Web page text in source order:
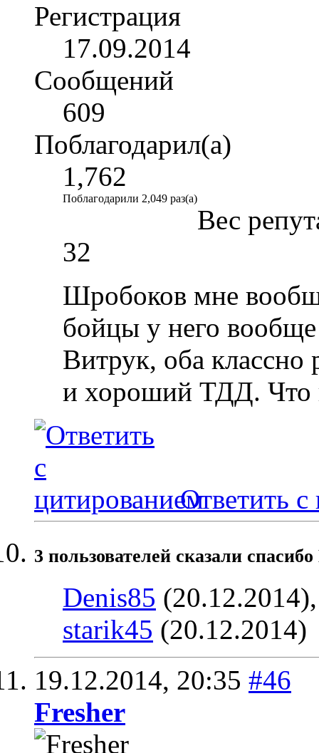
Регистрация
17.09.2014
Сообщений
609
Поблагодарил(а)
1,762
Поблагодарили 2,049 раз(а)
Вес
32
Шробоков мне
бойцы у него
Витрук, оба классно
и хороший ТДД. Что
Ответить с
3 пользователей сказали
Denis85
starik45 (20.12.2014)
19.12.2014, 20:35 #46
Fresher